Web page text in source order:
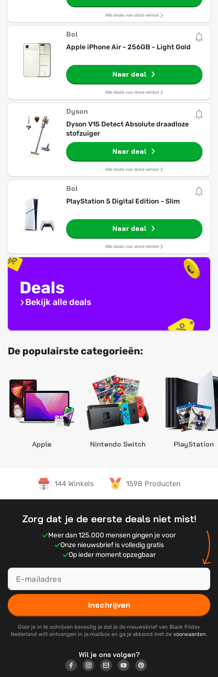
Alle deals van deze winkel
Bol
Apple iPhone Air - 256GB - Light Gold
Naar deal
Alle deals van deze winkel
Dyson
Dyson V15 Detect Absolute draadloze
stofzuiger
Naar deal
Alle deals van deze winkel
Bol
PlayStation 5 Digital Edition - Slim
Naar deal
Alle deals van deze winkel
Deals
Bekijk alle deals
De populairste categorieën:
Apple Nintendo Switch PlayStation
144 Winkels 1598 Producten
Zorg dat je de eerste deals niet mist!
Meer dan 125.000 mensen gingen je voor
Onze nieuwsbrief is volledig gratis
Op ieder moment opzegbaar
Inschrijven
Door je in te schrijven bevestig je dat je de nieuwsbrief van Black Friday
Nederland wilt ontvangen in je mailbox en ga je akkoord met de voorwaarden.
Wil je ons volgen?